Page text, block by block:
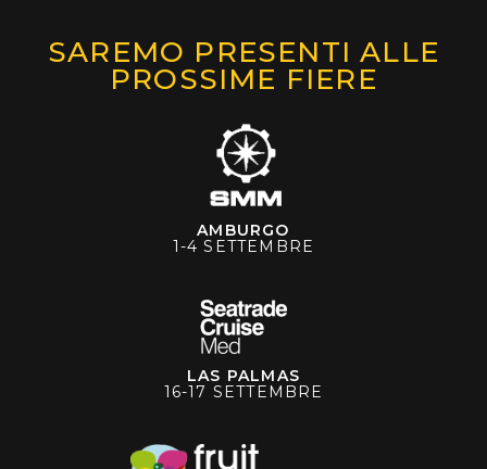
SAREMO PRESENTI ALLE
PROSSIME FIERE
AMBURGO
1-4 SETTEMBRE
LAS PALMAS
16-17 SETTEMBRE